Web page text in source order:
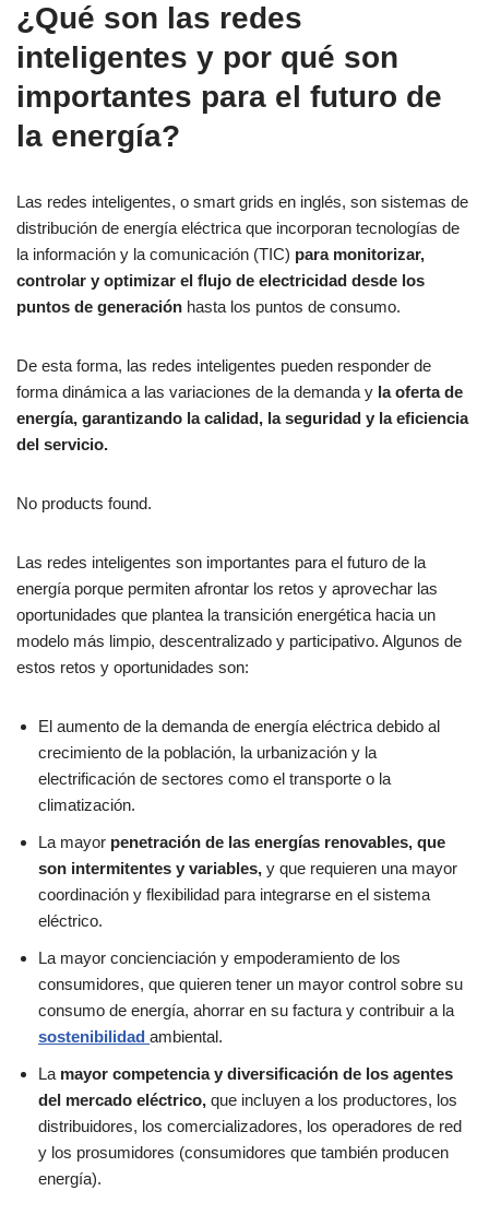
¿Qué son las redes
inteligentes y por qué son
importantes para el futuro de
la energía?
Las redes inteligentes, o smart grids en inglés, son sistemas de
distribución de energía eléctrica que incorporan tecnologías de
la información y la comunicación (TIC) para monitorizar,
controlar y optimizar el flujo de electricidad desde los
puntos de generación hasta los puntos de consumo.
De esta forma, las redes inteligentes pueden responder de
forma dinámica a las variaciones de la demanda y la oferta de
energía, garantizando la calidad, la seguridad y la eficiencia
del servicio.
No products found.
Las redes inteligentes son importantes para el futuro de la
energía porque permiten afrontar los retos y aprovechar las
oportunidades que plantea la transición energética hacia un
modelo más limpio, descentralizado y participativo. Algunos de
estos retos y oportunidades son:
El aumento de la demanda de energía eléctrica debido al
crecimiento de la población, la urbanización y la
electrificación de sectores como el transporte o la
climatización.
La mayor penetración de las energías renovables, que
son intermitentes y variables, y que requieren una mayor
coordinación y flexibilidad para integrarse en el sistema
eléctrico.
La mayor concienciación y empoderamiento de los
consumidores, que quieren tener un mayor control sobre su
consumo de energía, ahorrar en su factura y contribuir a la
sostenibilidad ambiental.
La mayor competencia y diversificación de los agentes
del mercado eléctrico, que incluyen a los productores, los
distribuidores, los comercializadores, los operadores de red
y los prosumidores (consumidores que también producen
energía).